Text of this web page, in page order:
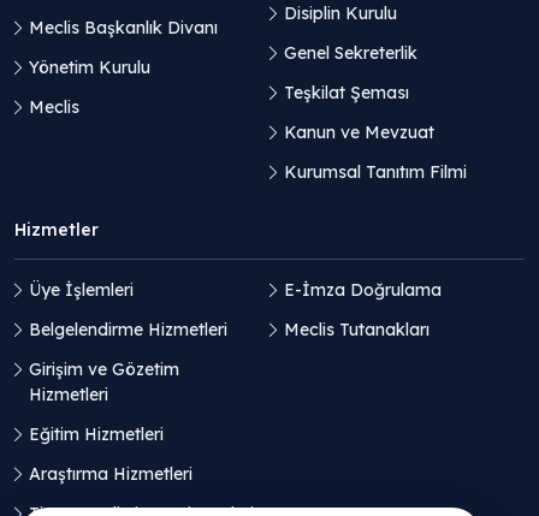
Meclis Başkanlık Divanı
Yönetim Kurulu
Meclis
Disiplin Kurulu
Genel Sekreterlik
Teşkilat Şeması
Kanun ve Mevzuat
Kurumsal Tanıtım Filmi
Hizmetler
Üye İşlemleri
Belgelendirme Hizmetleri
Girişim ve Gözetim
Hizmetleri
Eğitim Hizmetleri
Araştırma Hizmetleri
E-İmza Doğrulama
Meclis Tutanakları